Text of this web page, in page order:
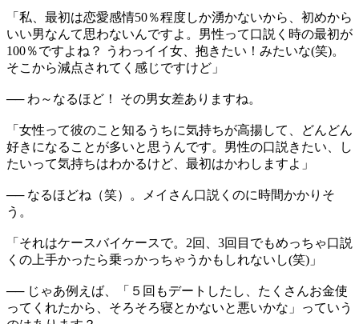
「私、最初は恋愛感情50％程度しか湧かないから、初めから
いい男なんて思わないんですよ。男性って口説く時の最初が
100％ですよね？ うわっイイ女、抱きたい！みたいな(笑)。
そこから減点されてく感じですけど」
── わ～なるほど！ その男女差ありますね。
「女性って彼のこと知るうちに気持ちが高揚して、どんどん
好きになることが多いと思うんです。男性の口説きたい、し
たいって気持ちはわかるけど、最初はかわしますよ」
── なるほどね（笑）。メイさん口説くのに時間かかりそ
う。
「それはケースバイケースで。2回、3回目でもめっちゃ口説
くの上手かったら乗っかっちゃうかもしれないし(笑)」
── じゃあ例えば、「５回もデートしたし、たくさんお金使
ってくれたから、そろそろ寝とかないと悪いかな」っていう